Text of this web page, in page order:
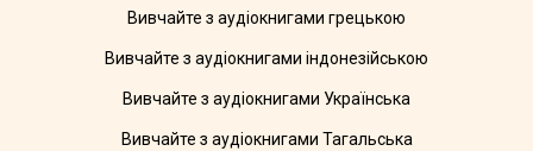
Вивчайте з аудіокнигами грецькою
Вивчайте з аудіокнигами індонезійською
Вивчайте з аудіокнигами Українська
Вивчайте з аудіокнигами Тагальська